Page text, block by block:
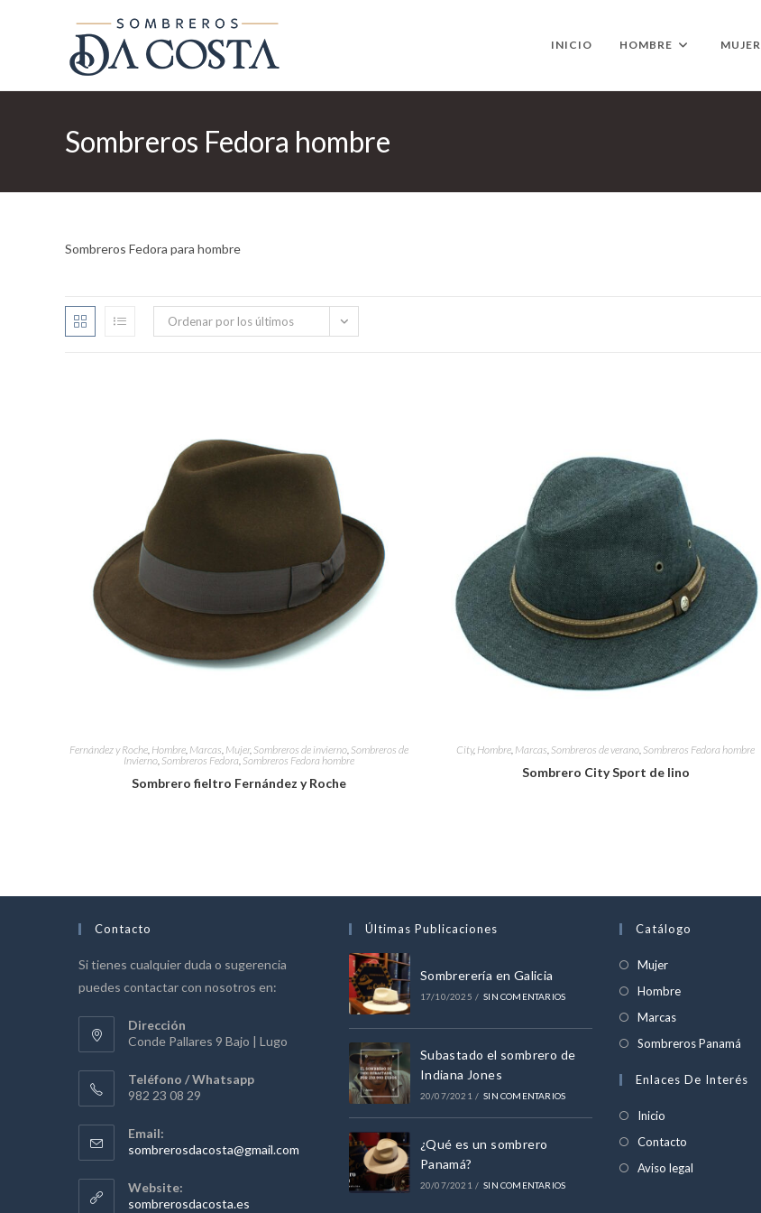
INICIO HOMBRE MUJER
Sombreros Fedora hombre
Sombreros Fedora para hombre
Ordenar por los últimos
Fernández y Roche, Hombre, Marcas, Mujer, Sombreros de invierno, Sombreros de
Invierno, Sombreros Fedora, Sombreros Fedora hombre
Sombrero fieltro Fernández y Roche
City, Hombre, Marcas, Sombreros de verano, Sombreros Fedora hombre
Sombrero City Sport de lino
Contacto
Si tienes cualquier duda o sugerencia
puedes contactar con nosotros en:
Dirección
Conde Pallares 9 Bajo | Lugo
Teléfono / Whatsapp
982 23 08 29
Email:
sombrerosdacosta@gmail.com
Website:
sombrerosdacosta.es
Últimas Publicaciones
Sombrerería en Galicia
17/10/2025 / SIN COMENTARIOS
Subastado el sombrero de
Indiana Jones
20/07/2021 / SIN COMENTARIOS
¿Qué es un sombrero
Panamá?
20/07/2021 / SIN COMENTARIOS
Catálogo
MujerSe
abre
pestaña
HombreSe
nueva
MarcasSe
abre
una
Sombreros Panamá
en
Enlaces De Interés
Inicio
Contacto
Aviso legal